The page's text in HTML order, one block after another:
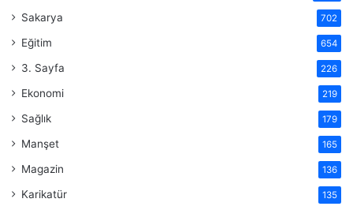
Sakarya 702
Eğitim 654
3. Sayfa 226
Ekonomi 219
Sağlık 179
Manşet 165
Magazin 136
Karikatür 135